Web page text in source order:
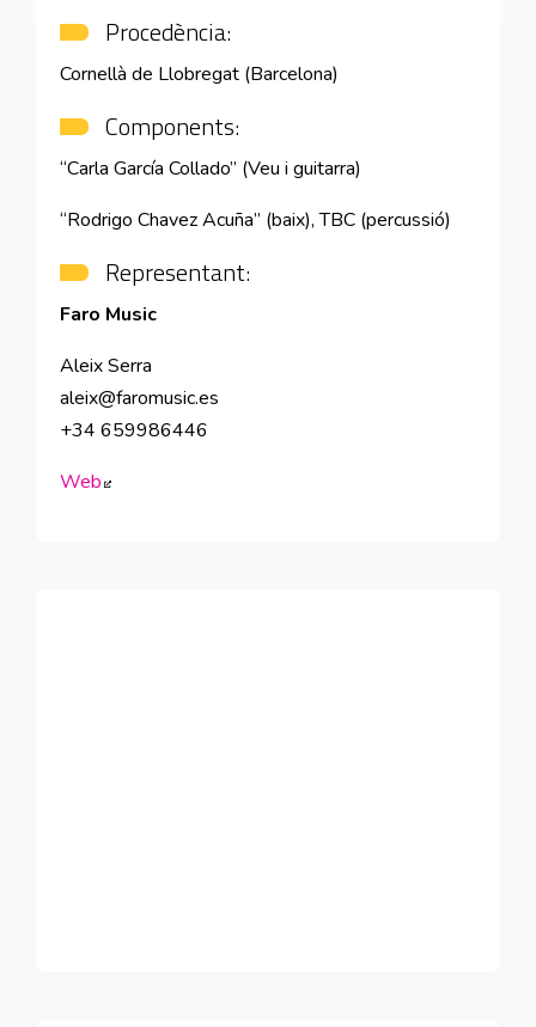
Procedència:
Cornellà de Llobregat (Barcelona)
Components:
“Carla García Collado” (Veu i guitarra)
“Rodrigo Chavez Acuña” (baix), TBC (percussió)
Representant:
Faro Music
Aleix Serra
aleix@faromusic.es
+34 659986446
Web